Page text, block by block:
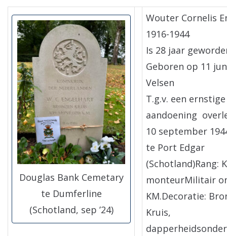
Douglas Bank Cemetary
te Dumferline
(Schotland, sep ’24)
Wouter Cornelis
1916-1944
Is 28 jaar
Geboren op 11
Velsen
T.g.v. een ernstige
aandoening
10 september
te Port Edgar
(Schotland)Rang:
monteurMilitair
KM.Decoratie:
Kruis,